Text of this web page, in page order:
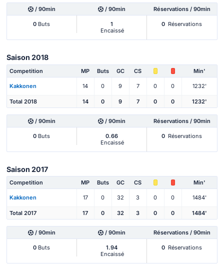
/ 90min / 90min Réservations / 90min
0 Buts
1
Encaissé
0 Réservations
Saison 2018
Competition MP Buts GC CS Min'
Kakkonen 14 0 9 7 0 0 1232'
Total 2018 14 0 9 7 0 0 1232'
/ 90min / 90min Réservations / 90min
0 Buts
0.66
Encaissé
0 Réservations
Saison 2017
Competition MP Buts GC CS Min'
Kakkonen 17 0 32 3 0 0 1484'
Total 2017 17 0 32 3 0 0 1484'
/ 90min / 90min Réservations / 90min
0 Buts
1.94
Encaissé
0 Réservations